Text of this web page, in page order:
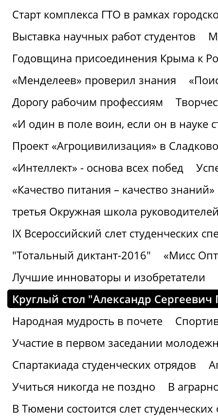
Старт комплекса ГТО в рамках
Выставка научных работ студентов
Годовщина присоединения Крыма к
«Менделеев» проверил знания
Дорогу рабочим профессиям
«И один в поле воин, если он в науке
Проект «Агроцивилизация» в Сладково
«Интеллект» - основа всех побед
«Качество питания – качество знаний»
третья Окружная школа
IХ Всероссийский слет студенческих
"Тотальный диктант-2016"
«Мисс
Лучшие инноваторы и изобретатели
Круглый стол "Александр
Народная мудрость в почете
Участие в первом заседании
Спартакиада студенческих отрядов
Учиться никогда не поздно
В
В Тюмени состоится слет